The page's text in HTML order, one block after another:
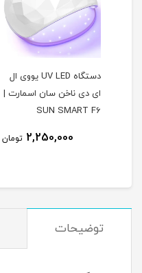
دستگاه UV LED یووی ال
ای دی ناخن سان اسمارت |
SUN SMART F6
2,250,000 تومان
توضیحات